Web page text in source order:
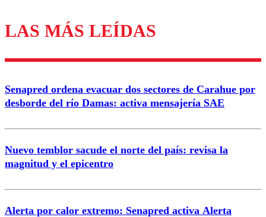
Los comentarios son moderados para garantizar un
diálogo respetuoso.
Correo
LAS MÁS LEÍDAS
Senapred ordena evacuar dos sectores de Carahue por
desborde del río Damas: activa mensajería SAE
Nuevo temblor sacude el norte del país: revisa la
magnitud y el epicentro
Alerta por calor extremo: Senapred activa Alerta